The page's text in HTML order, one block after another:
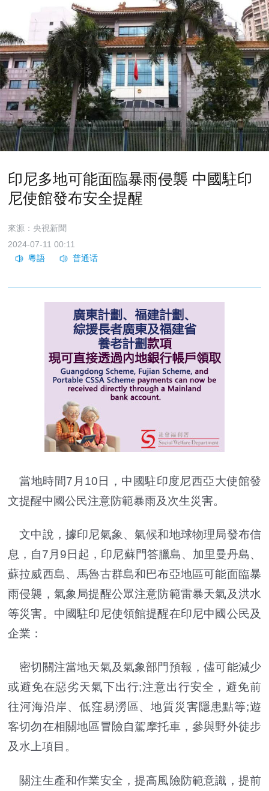
印尼多地可能面臨暴雨侵襲 中國駐印
尼使館發布安全提醒
來源：央視新聞
2024-07-11 00:11
當地時間7月10日，中國駐印度尼西亞大使館發
文提醒中國公民注意防範暴雨及次生災害。
文中說，據印尼氣象、氣候和地球物理局發布信
息，自7月9日起，印尼蘇門答臘島、加里曼丹島、
蘇拉威西島、馬魯古群島和巴布亞地區可能面臨暴
雨侵襲，氣象局提醒公眾注意防範雷暴天氣及洪水
等災害。中國駐印尼使領館提醒在印尼中國公民及
企業：
密切關注當地天氣及氣象部門預報，儘可能減少
或避免在惡劣天氣下出行;注意出行安全，避免前
往河海沿岸、低窪易澇區、地質災害隱患點等;遊
客切勿在相關地區冒險自駕摩托車，參與野外徒步
及水上項目。
關注生產和作業安全，提高風險防範意識，提前